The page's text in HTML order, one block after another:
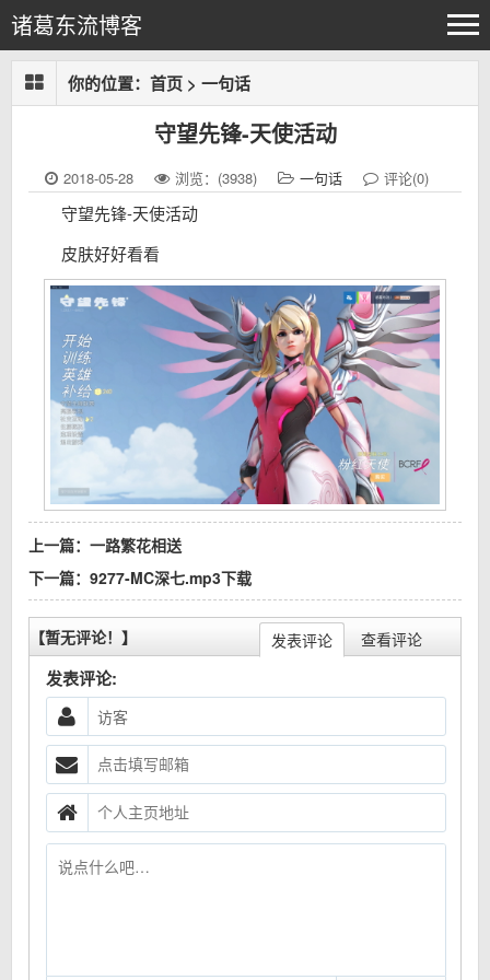
诸葛东流博客
你的位置： 首页 > 一句话
守望先锋-天使活动
2018-05-28 浏览：(3938) 一句话 评论(0)
守望先锋-天使活动
皮肤好好看看
上一篇： 一路繁花相送
下一篇： 9277-MC深七.mp3下载
发表评论 查看评论
【暂无评论！】
发表评论: